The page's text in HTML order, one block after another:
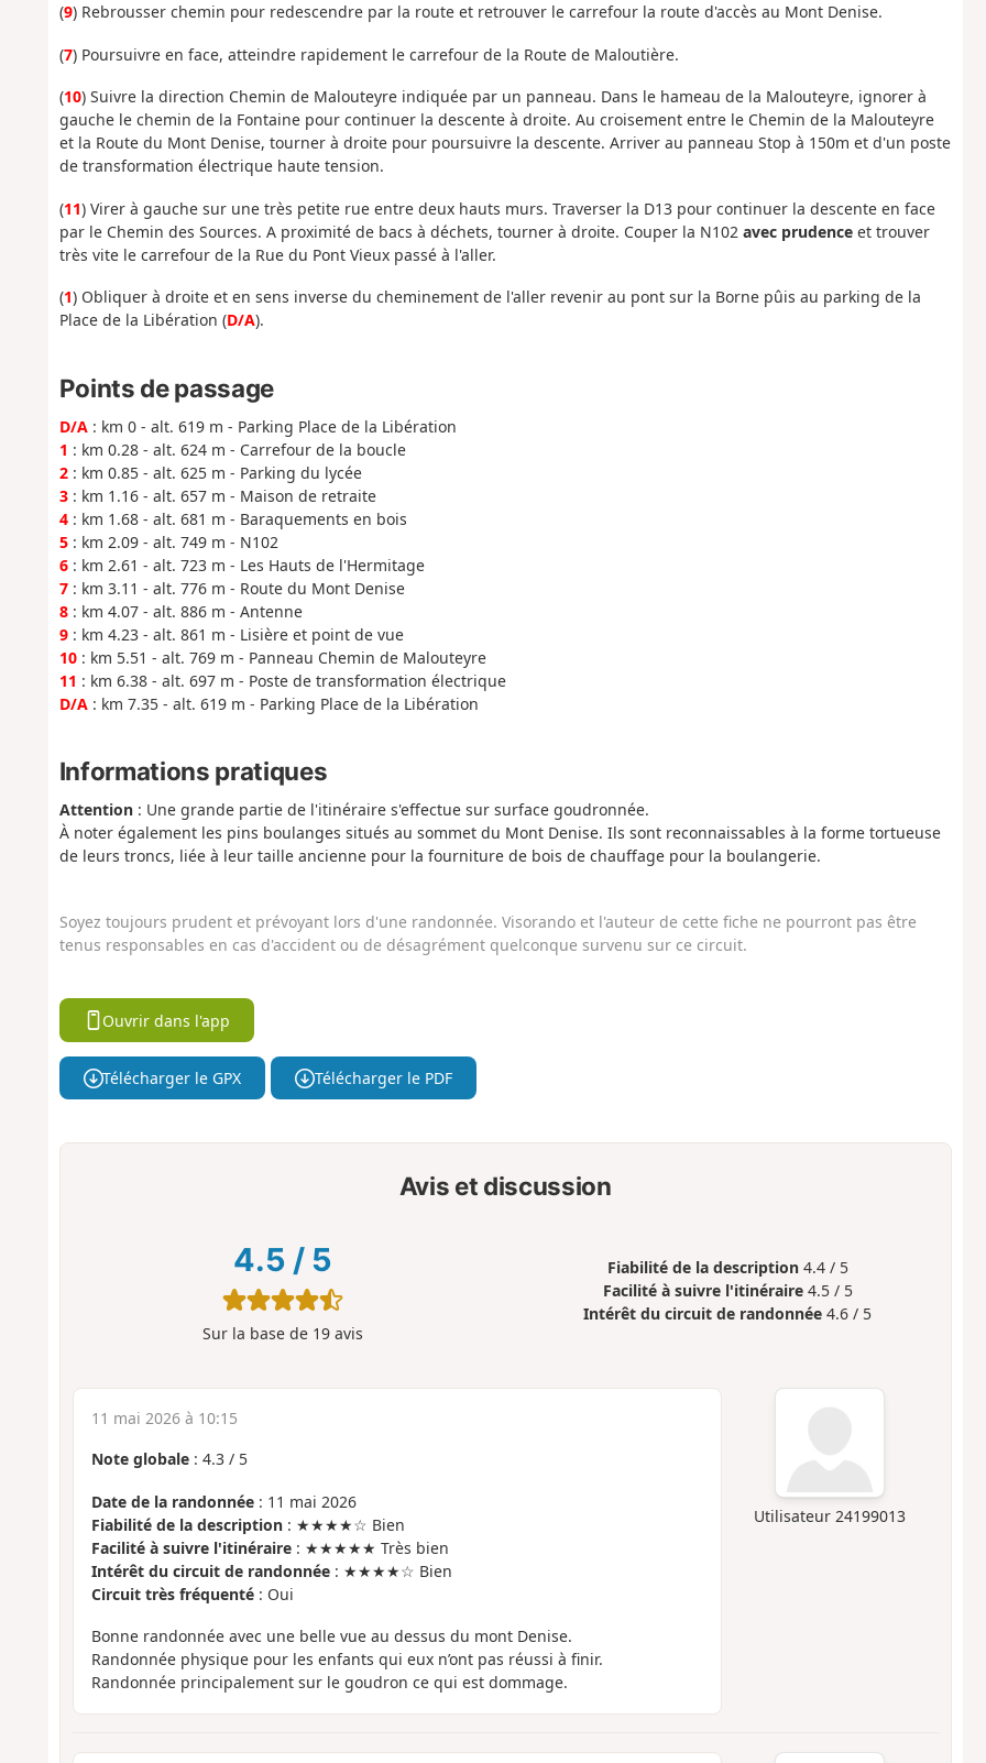
(9) Rebrousser chemin pour redescendre par la route et retrouver le carrefour la route d'accès au Mont Denise.
(7) Poursuivre en face, atteindre rapidement le carrefour de la Route de Maloutière.
(10) Suivre la direction Chemin de Malouteyre indiquée par un panneau. Dans le hameau de la Malouteyre, ignorer à
gauche le chemin de la Fontaine pour continuer la descente à droite. Au croisement entre le Chemin de la Malouteyre
et la Route du Mont Denise, tourner à droite pour poursuivre la descente. Arriver au panneau Stop à 150m et d'un poste
de transformation électrique haute tension.
(11) Virer à gauche sur une très petite rue entre deux hauts murs. Traverser la D13 pour continuer la descente en face
par le Chemin des Sources. A proximité de bacs à déchets, tourner à droite. Couper la N102 avec prudenceet trouver
très vite le carrefour de la Rue du Pont Vieux passé à l'aller.
(1) Obliquer à droite et en sens inverse du cheminement de l'aller revenir au pont sur la Borne pûis au parking de la
Place de la Libération (D/A).
Points de passage
D/A: km 0 - alt. 619 m - Parking Place de la Libération
1 : km 0.28 - alt. 624 m - Carrefour de la boucle
2: km 0.85 - alt. 625 m - Parking du lycée
3: km 1.16 - alt. 657 m - Maison de retraite
4: km 1.68 - alt. 681 m - Baraquements en bois
5: km 2.09 - alt. 749 m - N102
6: km 2.61 - alt. 723 m - Les Hauts de l'Hermitage
7: km 3.11 - alt. 776 m - Route du Mont Denise
8: km 4.07 - alt. 886 m - Antenne
9: km 4.23 - alt. 861 m - Lisière et point de vue
10: km 5.51 - alt. 769 m - Panneau Chemin de Malouteyre
11 : km 6.38 - alt. 697 m - Poste de transformation électrique
D/A: km 7.35 - alt. 619 m - Parking Place de la Libération
Informations pratiques
Attention: Une grande partie de l'itinéraire s'effectue sur surface goudronnée.
À noter également les pins boulanges situés au sommet du Mont Denise. Ils sont reconnaissables à la forme tortueuse
de leurs troncs, liée à leur taille ancienne pour la fourniture de bois de chauffage pour la boulangerie.
Soyez toujours prudent et prévoyant lors d'une randonnée. Visorando et l'auteur de cette fiche ne pourront pas être
tenus responsables en cas d'accident ou de désagrément quelconque survenu sur ce circuit.
Ouvrir dans l'app
Télécharger le GPX Télécharger le PDF
Avis et discussion
4.5 / 5
Sur la base de 19avis
Fiabilité de la description 4.4 / 5
Facilité à suivre l'itinéraire 4.5 / 5
Intérêt du circuit de randonnée 4.6 / 5
Utilisateur 24199013
11 mai 2026 à 10:15
Note globale: 4.3/ 5
Date de la randonnée: 11 mai 2026
Fiabilité de la description: ★★★★☆ Bien
Facilité à suivre l'itinéraire: ★★★★★ Très bien
Intérêt du circuit de randonnée: ★★★★☆ Bien
Circuit très fréquenté: Oui
Bonne randonnée avec une belle vue au dessus du mont Denise.
Randonnée physique pour les enfants qui eux n’ont pas réussi à finir.
Randonnée principalement sur le goudron ce qui est dommage.